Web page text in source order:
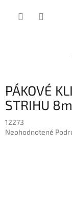
PÁKOVÉ
STRIHU
12273
Priemerné
Neohodnotené